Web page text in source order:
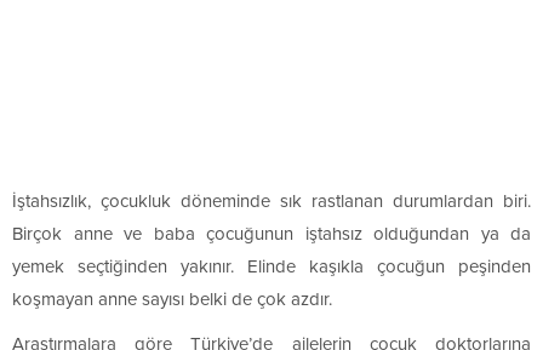
İştahsızlık, çocukluk döneminde sık rastlanan durumlardan biri.
Birçok anne ve baba çocuğunun iştahsız olduğundan ya da
yemek seçtiğinden yakınır. Elinde kaşıkla çocuğun peşinden
koşmayan anne sayısı belki de çok azdır.
Araştırmalara göre Türkiye’de ailelerin çocuk doktorlarına